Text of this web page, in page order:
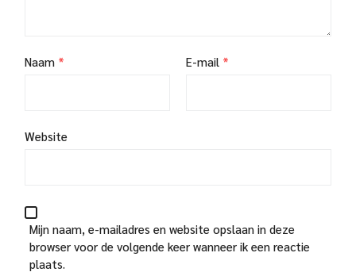
Naam * E-mail *
Website
Mijn naam, e-mailadres en website opslaan in deze
browser voor de volgende keer wanneer ik een reactie
plaats.